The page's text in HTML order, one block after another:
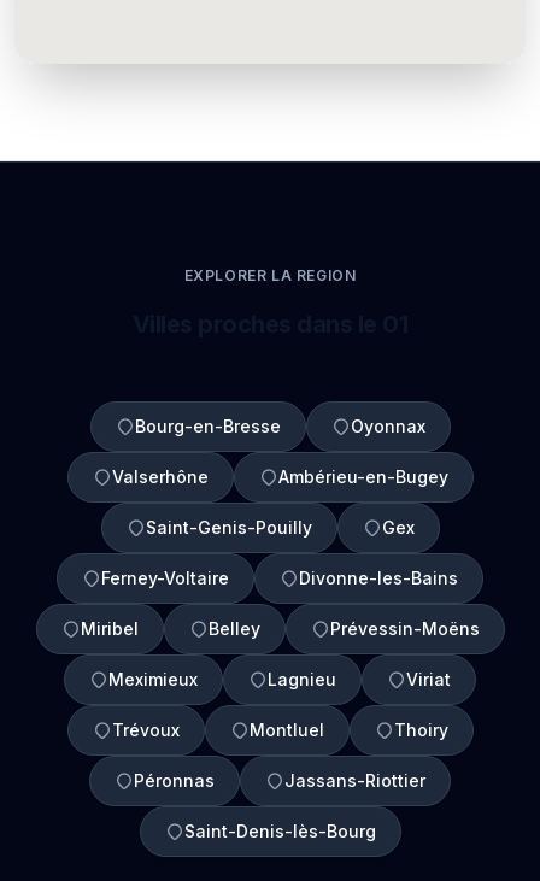
EXPLORER LA REGION
Bourg-en-Bresse Oyonnax
Valserhône Ambérieu-en-Bugey
Saint-Genis-Pouilly Gex
Ferney-Voltaire Divonne-les-Bains
Miribel Belley Prévessin-Moëns
Meximieux Lagnieu Viriat
Trévoux Montluel Thoiry
Péronnas Jassans-Riottier
Saint-Denis-lès-Bourg